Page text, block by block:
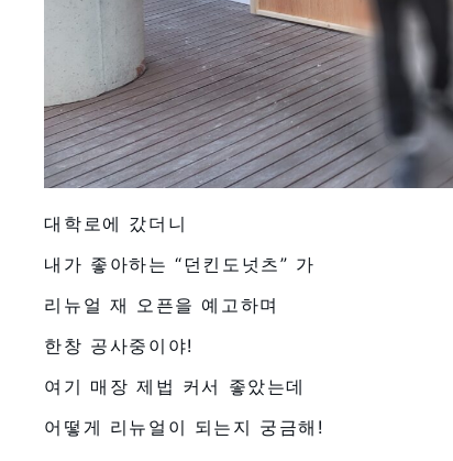
대학로에 갔더니
내가 좋아하는 “던킨도넛츠” 가
리뉴얼 재 오픈을 예고하며
한창 공사중이야!
여기 매장 제법 커서 좋았는데
어떻게 리뉴얼이 되는지 궁금해!